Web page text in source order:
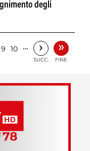
degli
9 10 … ›
SUCC.
»
FINE